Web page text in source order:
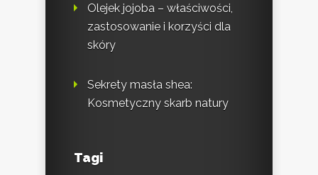
Olejek jojoba – właściwości,
zastosowanie i korzyści dla
skóry
Sekrety masła shea:
Kosmetyczny skarb natury
Tagi